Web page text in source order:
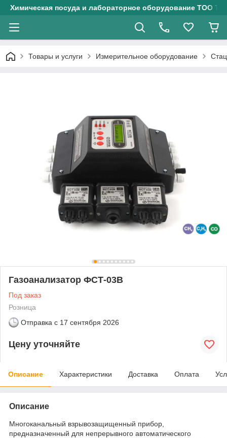
Химическая посуда и лабораторное оборудование ТОО
Товары и услуги Измерительное оборудование
Газоанализатор ФСТ-03В
Под заказ
Розница
Отправка с 17 сентября 2026
Цену уточняйте
Описание Характеристики Доставка Оплата
Описание
Многоканальный взрывозащищенный прибор,
предназначенный для непрерывного автоматического